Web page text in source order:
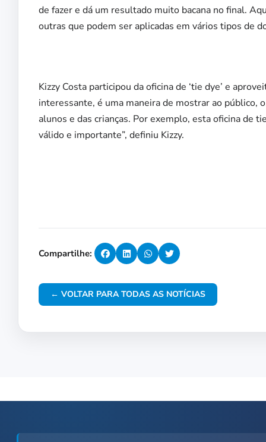
de fazer e dá um resultado muito bacana no final.
outras que podem ser aplicadas em vários tipos de
Kizzy Costa participou da oficina de ‘tie dye’ e
interessante, é uma maneira de mostrar ao público,
alunos e das crianças. Por exemplo, esta oficina de
válido e importante”, definiu Kizzy.
Compartilhe:
← VOLTAR PARA TODAS AS NOTÍCIAS